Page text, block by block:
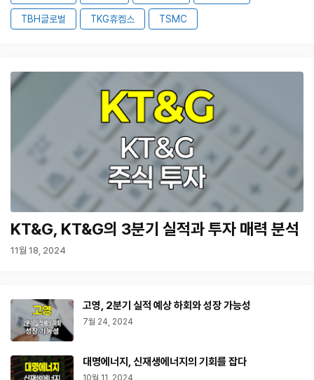
TBH글로벌 TKG휴켐스 TSMC
KT&G, KT&G의 3분기 실적과 투자 매력 분석
11월 18, 2024
고영, 2분기 실적 예상 하회와 성장 가능성
7월 24, 2024
대명에너지, 신재생에너지의 기회를 잡다